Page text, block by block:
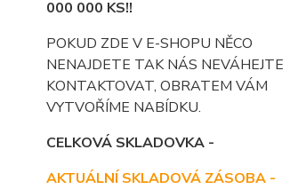
000 000 KS!!
POKUD ZDE V E-SHOPU NĚCO
NENAJDETE TAK NÁS NEVÁHEJTE
KONTAKTOVAT, OBRATEM VÁM
VYTVOŘÍME NABÍDKU.
CELKOVÁ SKLADOVKA -
AKTUÁLNÍ SKLADOVÁ ZÁSOBA -